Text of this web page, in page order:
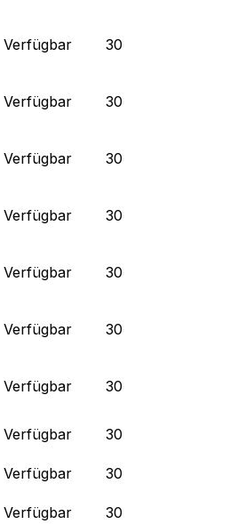
Verfügbar 30
Verfügbar 30
Verfügbar 30
Verfügbar 30
Verfügbar 30
Verfügbar 30
Verfügbar 30
Verfügbar
30
Verfügbar
30
Verfügbar
30